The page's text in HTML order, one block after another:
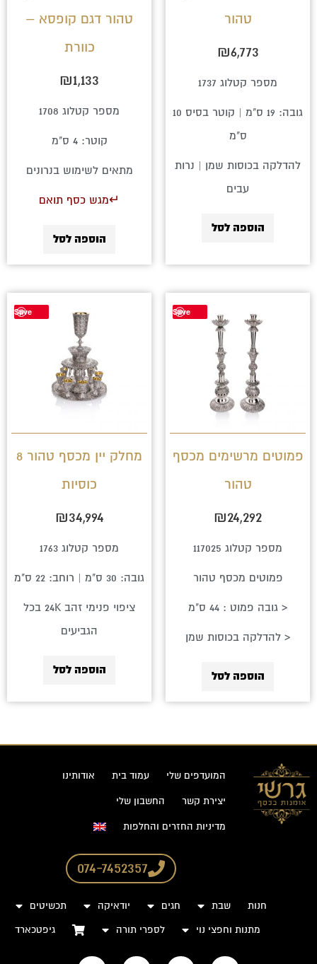
טהור
₪6,773
מספר קטלוג 1737
גובה: 19 ס"מ | קוטר בסיס 10
ס"מ
להדלקה בכוסות שמן | נרות
עבים
הוספה לסל
טהור דגם קופסא –
כוורת
₪1,133
מספר קטלוג 1708
קוטר: 4 ס"מ
מתאים לשימוש בנרונים
↵מגש כסף תואם
הוספה לסל
Save
פמוטים מרשימים מכסף
טהור
₪24,292
מספר קטלוג 117025
פמוטים מכסף טהור
< גובה פמוט : 44 ס"מ
< להדלקה בכוסות שמן
הוספה לסל
Save
מחלק יין מכסף טהור 8
כוסיות
₪34,994
מספר קטלוג 1763
גובה: 30 ס"מ | רוחב: 22 ס"מ
ציפוי פנימי זהב 24K בכל
הגביעים
הוספה לסל
המועדפים שלי עמוד בית אודותינו
יצירת קשר החשבון שלי
מדיניות החזרים והחלפות
074-7452357
חנות שבת חגים יודאיקה
תכשיטים
מתנות וחפצי נוי
לספרי תורה גיפטכארד